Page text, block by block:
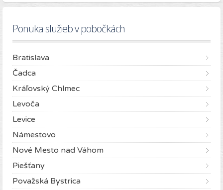
Ponuka služieb v pobočkách
Bratislava
Čadca
Kráľovský Chlmec
Levoča
Levice
Námestovo
Nové Mesto nad Váhom
Piešťany
Považská Bystrica